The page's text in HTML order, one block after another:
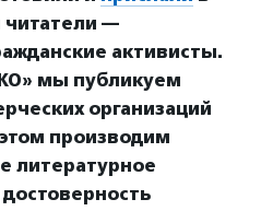
—
активисты.
мы публикуем
организаций
производим
литературное